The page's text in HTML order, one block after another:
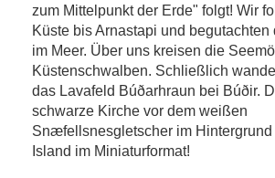
zum Mittelpunkt der Erde" folgt! Wir
Küste bis Arnastapi und
im Meer. Über uns kreisen die
Küstenschwalben. Schließlich
das Lavafeld Búðarhraun bei Búðir.
schwarze Kirche vor dem weißen
Snæfellsnesgletscher im
Island im Miniaturformat!